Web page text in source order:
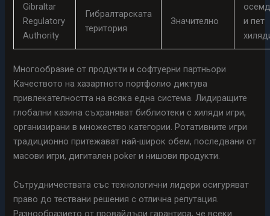
Gibraltar
Regulatory
Authority
Гибралтарската
територия
Значително
и пет
Многообразие от продукти и софтуерни партньори
Качеството на хазартното портфолио диктува
привлекателността на всяка една система. Лидиращите
глобални казина съхраняват библиотеки с хиляди игри,
организирани в множество категории. Ротативните игри
традиционно притежават най-широк обем, последвани от
масови игри, дигитален poker и нишови продукти.
Сътрудничествата със технологични лидери осигуряват
право до тествани решения с отлична репутация.
Разнообразието от провайдъри гарантира, че всеки